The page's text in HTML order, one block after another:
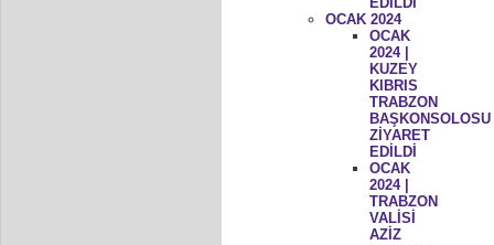
OCAK 2024
OCAK
2024 |
KUZEY
KIBRIS
TRABZON
BAŞKONSOLOSU
ZİYARET
EDİLDİ
OCAK
2024 |
TRABZON
VALİSİ
AZİZ